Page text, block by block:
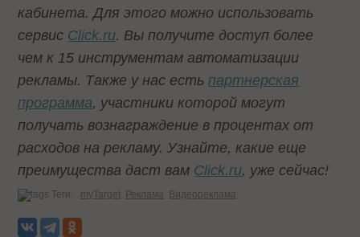
кабинета. Для этого можно использовать
сервис Click.ru. Вы получите доступ более
чем к 15 инструментам автоматизации
рекламы. Также у нас естьпартнерская
программа, участники которой могут
получать вознаграждение в процентах от
расходов на рекламу. Узнайте, какие еще
преимущества даст вам Click.ru, уже сейчас!
Теги: myTarget Реклама Видеореклама